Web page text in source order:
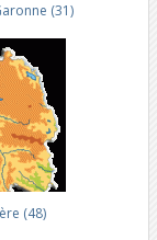
(31)
(48)